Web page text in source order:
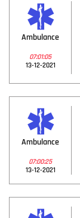
Ambulance
07:01:05
13-12-2021
Ambulance
07:00:25
13-12-2021